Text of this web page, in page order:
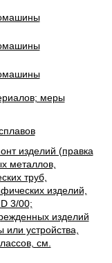
меры
изделий (правка
металлов,
труб,
изделий,
3/00;
изделий
устройства,
см.